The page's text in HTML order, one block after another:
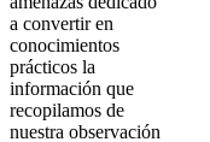
a convertir en
conocimientos
prácticos la
información que
recopilamos de
nuestra observación